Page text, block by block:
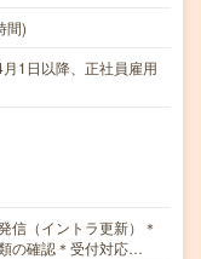
間)
1日以降、正社員雇用
信（イントラ更新）＊
の確認＊受付対応…